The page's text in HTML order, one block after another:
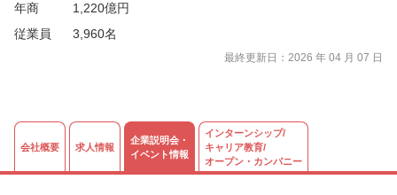
年商
1,220億円
従業員
3,960名
最終更新日：2026 年 04 月 07 日
会社概要 求人情報
企業説明会・
イベント情報
インターンシップ/
キャリア教育/
オープン・カンパニー